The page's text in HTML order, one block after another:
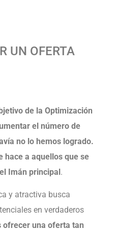
UN OFERTA
de la Optimización
el número de
no lo hemos logrado.
hace a aquellos que se
Imán principal.
y atractiva busca
en verdaderos
ofrecer una oferta tan